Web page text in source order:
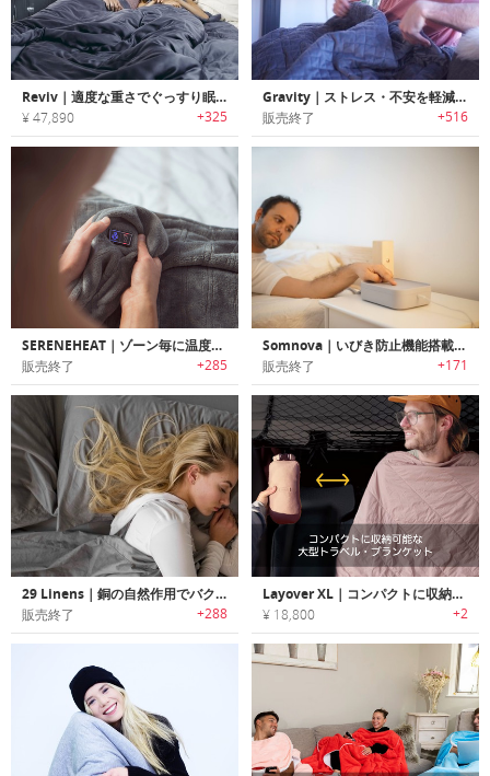
Reviv｜適度な重さでぐっすり眠れるエコフレンドリーウェイトブランケット「リヴァイブ」
¥ 47,890 +325
Gravity｜ストレス・不安を軽減しリラックス効果を高めるブランケット「グラビティ」
販売終了 +516
SERENEHEAT｜ゾーン毎に温度調整可能なマルチゾーンヒーティング ブランケット「セレーンヒート」
販売終了 +285
Somnova｜いびき防止機能搭載スーパースマートスリーピングマット「ソムノバ」
販売終了 +171
29 Linens｜銅の自然作用でバクテリアを殺菌するベッドシーツ/ピローケース「29リネン」
販売終了 +288
Layover XL｜コンパクトに収納可能な大型トラベル・ブランケット
¥ 18,800 +2